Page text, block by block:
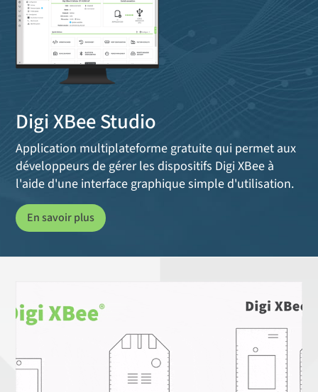
Digi XBee Studio
Application multiplateforme gratuite qui permet aux
développeurs de gérer les dispositifs Digi XBee à
l'aide d'une interface graphique simple d'utilisation.
En savoir plus